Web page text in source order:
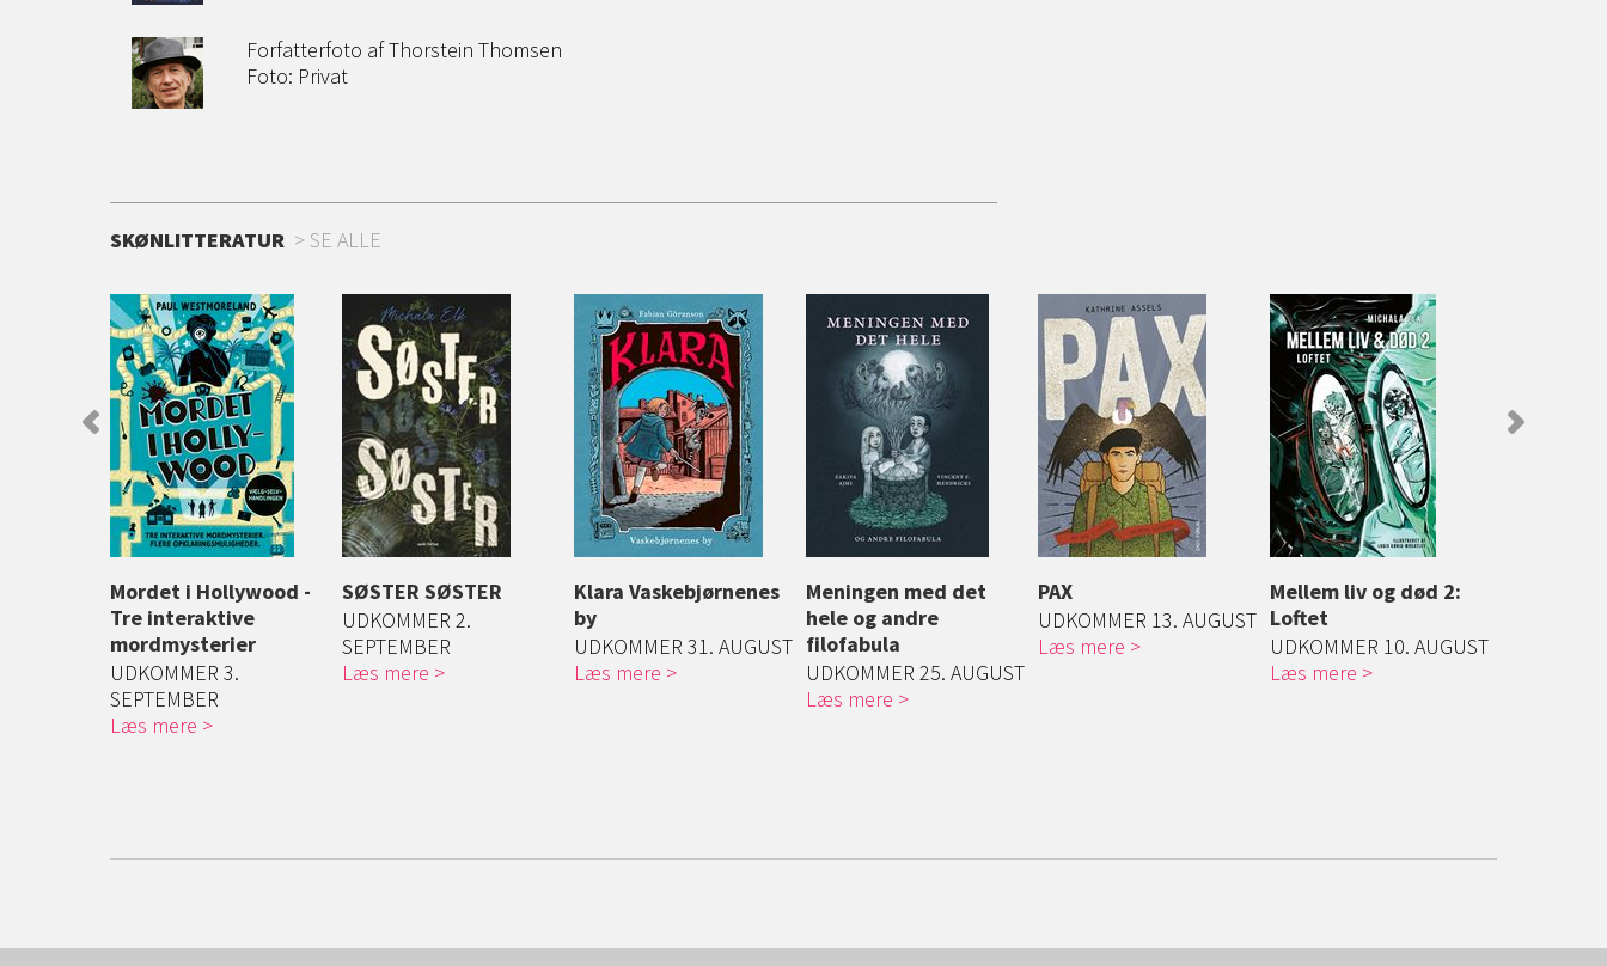
Forfatterfoto af Thorstein Thomsen
Foto: Privat
SKØNLITTERATUR SE ALLE
Mordet i Hollywood -
Tre interaktive
mordmysterier
UDKOMMER 3.
SEPTEMBER
Læs mere
SØSTER SØSTER
UDKOMMER 2.
SEPTEMBER
Læs mere
Klara Vaskebjørnenes
by
UDKOMMER 31. AUGUST
Læs mere
Meningen med det
hele og andre
filofabula
UDKOMMER 25. AUGUST
Læs mere
PAX
UDKOMMER 13. AUGUST
Læs mere
Mellem liv og død 2:
Loftet
UDKOMMER 10. AUGUST
Læs mere